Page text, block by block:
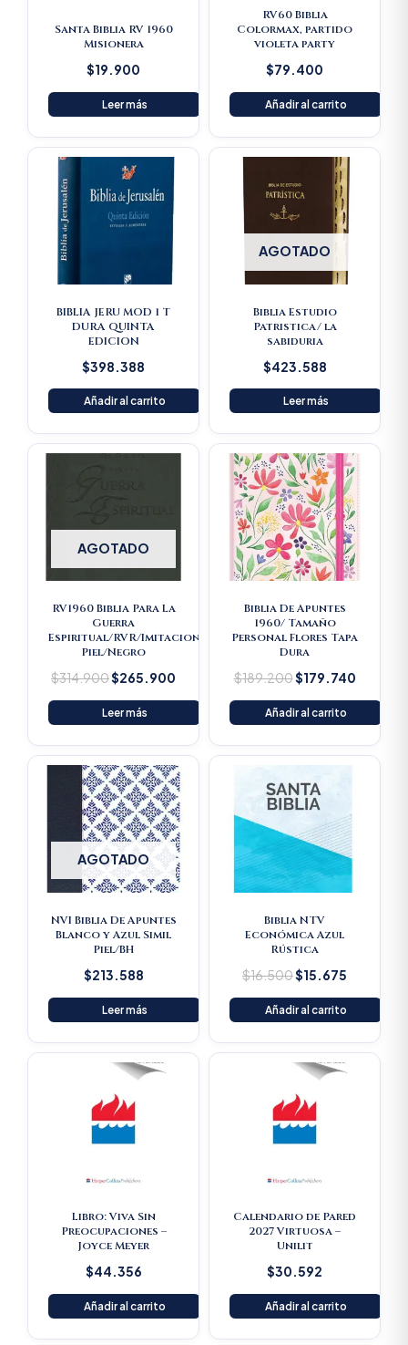
Santa Biblia RV 1960
Misionera
$19.900
Leer más
RV60 Biblia
Colormax, partido
violeta party
$79.400
Añadir al carrito
BIBLIA JERU MOD 1 T
DURA QUINTA
EDICION
$398.388
Añadir al carrito
AGOTADO
Biblia Estudio
Patristica/ la
sabiduria
$423.588
Leer más
AGOTADO
RV1960 Biblia Para La
Guerra
Espiritual/RVR/Imitacion
Piel/Negro
$314.900
Original
$314.900.
$265.900
Current
$265.900.
Leer más
Biblia De Apuntes
1960/ Tamaño
Personal Flores Tapa
Dura
$189.200
Original
price
was:
$189.200.
$179.740
Current
price
Añadir al carrito
AGOTADO
NVI Biblia De Apuntes
Blanco y Azul Simil
Piel/BH
$213.588
Leer más
Biblia NTV
Económica Azul
Rústica
$16.500
Original
price
was:
$16.500.
$15.675
Current
$15.675.
Añadir al carrito
Libro: Viva Sin
Preocupaciones –
Joyce Meyer
$44.356
Añadir al carrito
Calendario de Pared
2027 Virtuosa –
Unilit
$30.592
Añadir al carrito